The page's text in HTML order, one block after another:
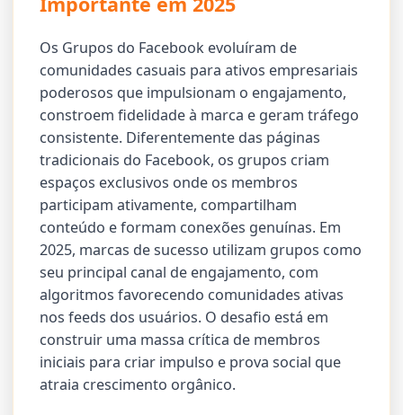
Os Grupos do Facebook evoluíram de
comunidades casuais para ativos empresariais
poderosos que impulsionam o engajamento,
constroem fidelidade à marca e geram tráfego
consistente. Diferentemente das páginas
tradicionais do Facebook, os grupos criam
espaços exclusivos onde os membros
participam ativamente, compartilham
conteúdo e formam conexões genuínas. Em
2025, marcas de sucesso utilizam grupos como
seu principal canal de engajamento, com
algoritmos favorecendo comunidades ativas
nos feeds dos usuários. O desafio está em
construir uma massa crítica de membros
iniciais para criar impulso e prova social que
atraia crescimento orgânico.